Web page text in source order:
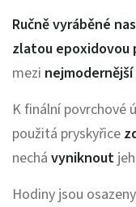
Ručně vyráběné
zlatou epoxidovou
mezi
K finální povrchové
použitá pryskyřice
nechá vyniknout
Hodiny jsou osazeny